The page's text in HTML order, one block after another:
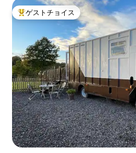
大好評のゲストチョイスです。
ゲストチョイス